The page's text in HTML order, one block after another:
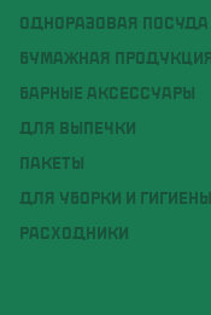
ОДНОРАЗОВАЯ ПОСУДА
БУМАЖНАЯ ПРОДУКЦИЯ
БАРНЫЕ АКСЕССУАРЫ
ДЛЯ ВЫПЕЧКИ
ПАКЕТЫ
ДЛЯ УБОРКИ И ГИГИЕНЫ
РАСХОДНИКИ